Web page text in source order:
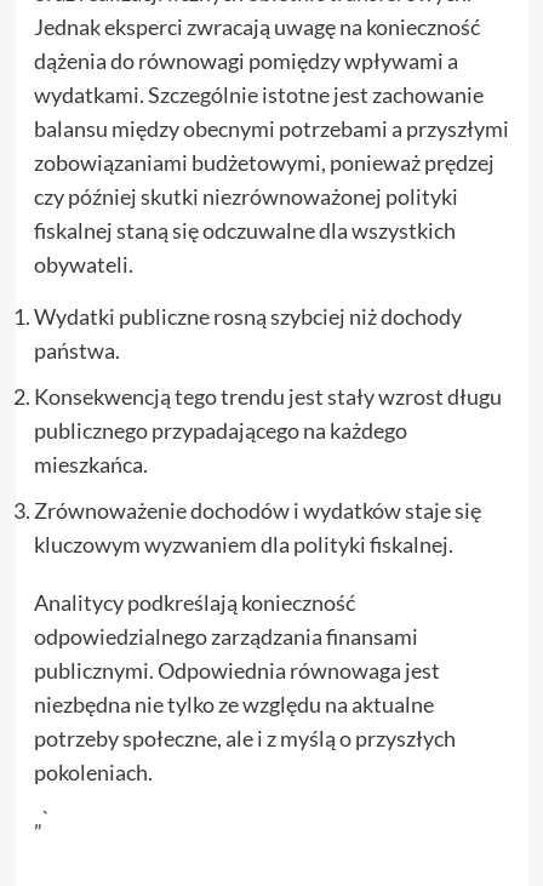
Jednak eksperci zwracają uwagę na konieczność
dążenia do równowagi pomiędzy wpływami a
wydatkami. Szczególnie istotne jest zachowanie
balansu między obecnymi potrzebami a przyszłymi
zobowiązaniami budżetowymi, ponieważ prędzej
czy później skutki niezrównoważonej polityki
fiskalnej staną się odczuwalne dla wszystkich
obywateli.
Wydatki publiczne rosną szybciej niż dochody
państwa.
Konsekwencją tego trendu jest stały wzrost długu
publicznego przypadającego na każdego
mieszkańca.
Zrównoważenie dochodów i wydatków staje się
kluczowym wyzwaniem dla polityki fiskalnej.
Analitycy podkreślają konieczność
odpowiedzialnego zarządzania finansami
publicznymi. Odpowiednia równowaga jest
niezbędna nie tylko ze względu na aktualne
potrzeby społeczne, ale i z myślą o przyszłych
pokoleniach.
„`